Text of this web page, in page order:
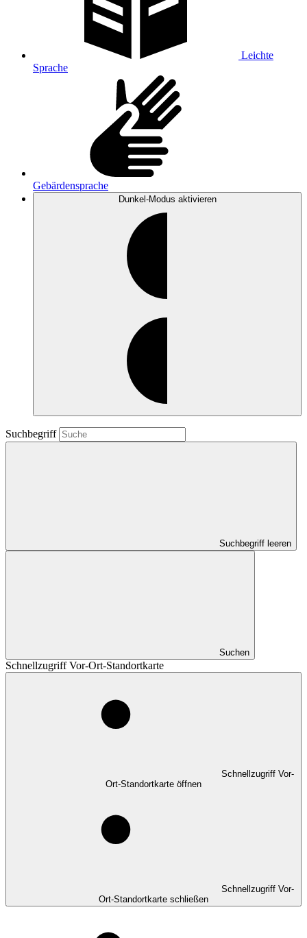
Leichte
Sprache
Gebärdensprache
Dunkel-Modus aktivieren
Suchbegriff
Suchbegriff leeren
Suchen
Schnellzugriff Vor-Ort-Standortkarte
Schnellzugriff Vor-
Ort-Standortkarte öffnen
Schnellzugriff Vor-
Ort-Standortkarte schließen